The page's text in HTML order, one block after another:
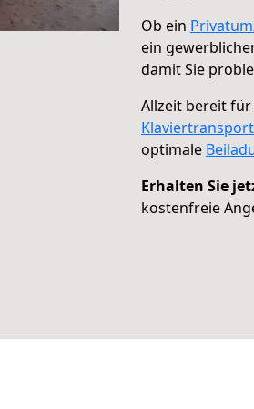
Ob ein
ein
damit Sie
Allzeit bereit
Klaviertransport
optimale
Erhalten Sie
kostenfreie